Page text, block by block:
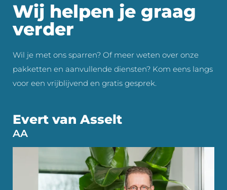
Wij helpen je graag
verder
Wil je met ons sparren? Of meer weten over onze
pakketten en aanvullende diensten? Kom eens langs
voor een vrijblijvend en gratis gesprek.
Evert van Asselt
AA